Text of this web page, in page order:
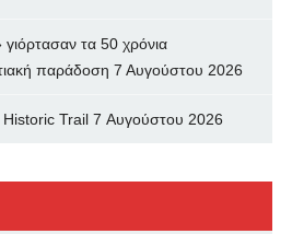
γιόρτασαν τα 50 χρόνια
παράδοση 7 Αυγούστου 2026
Historic Trail 7 Αυγούστου 2026